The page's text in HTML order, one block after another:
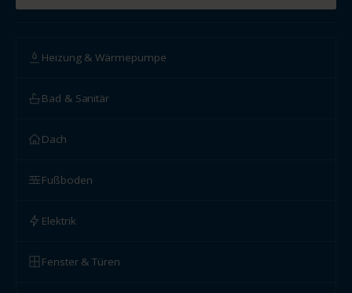
Heizung & Wärmepumpe
Bad & Sanitär
Dach
Fußboden
Elektrik
Fenster & Türen